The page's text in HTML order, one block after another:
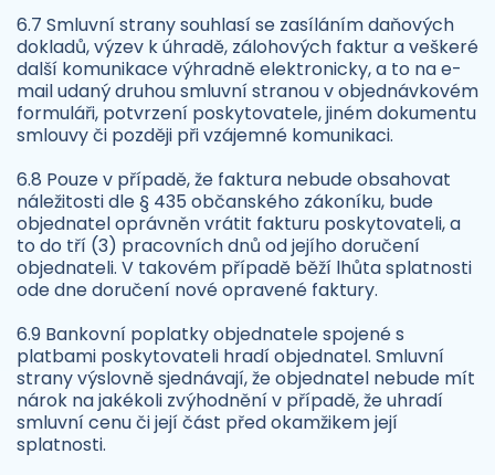
6.7 Smluvní strany souhlasí se zasíláním daňových
dokladů, výzev k úhradě, zálohových faktur a veškeré
další komunikace výhradně elektronicky, a to na e-
mail udaný druhou smluvní stranou v objednávkovém
formuláři, potvrzení poskytovatele, jiném dokumentu
smlouvy či později při vzájemné komunikaci.
6.8 Pouze v případě, že faktura nebude obsahovat
náležitosti dle § 435 občanského zákoníku, bude
objednatel oprávněn vrátit fakturu poskytovateli, a
to do tří (3) pracovních dnů od jejího doručení
objednateli. V takovém případě běží lhůta splatnosti
ode dne doručení nové opravené faktury.
6.9 Bankovní poplatky objednatele spojené s
platbami poskytovateli hradí objednatel. Smluvní
strany výslovně sjednávají, že objednatel nebude mít
nárok na jakékoli zvýhodnění v případě, že uhradí
smluvní cenu či její část před okamžikem její
splatnosti.